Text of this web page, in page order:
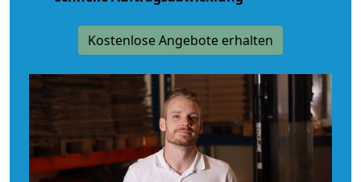
Kostenlose Angebote erhalten